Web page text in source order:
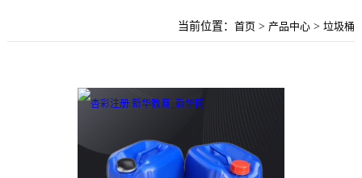
当前位置：首页 > 产品中心 >垃圾桶